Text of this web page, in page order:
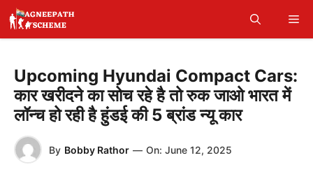
Skip
content
Upcoming Hyundai Compact Cars:
कार खरीदने का सोच रहे है तो रुक जाओ भारत में
लॉन्च हो रही है हुंडई की 5 ब्रांड न्यू कार
By Bobby Rathor — On: June 12, 2025